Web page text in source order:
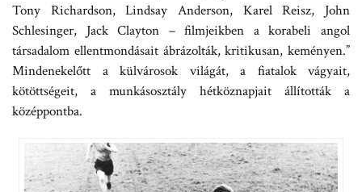
Tony Richardson, Lindsay Anderson, Karel Reisz, John
Schlesinger, Jack Clayton – filmjeikben a korabeli angol
társadalom ellentmondásait ábrázolták, kritikusan, keményen.”
Mindenekelőtt a külvárosok világát, a fiatalok vágyait,
kötöttségeit, a munkásosztály hétköznapjait állították a
középpontba.